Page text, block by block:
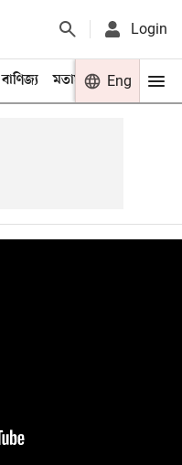
Login
বাণিজ্য মতামত খেলা
Eng